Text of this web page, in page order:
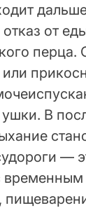
от
перца.
или
В
—